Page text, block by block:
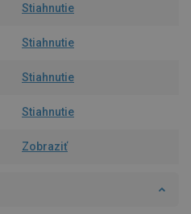
Stiahnutie
Stiahnutie
Stiahnutie
Stiahnutie
Zobraziť